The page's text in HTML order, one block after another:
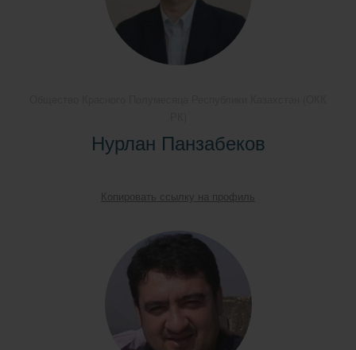
Нурлан Панзабеков
Копировать ссылку на профиль